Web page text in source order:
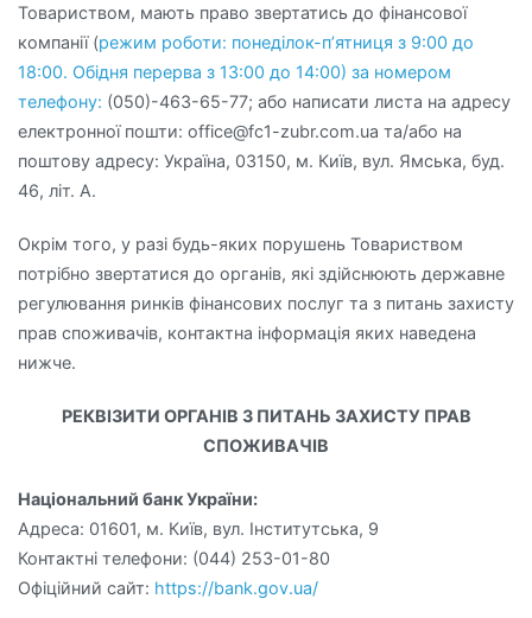
Товариством, мають право звертатись до фінансової
компанії (режим роботи: понеділок-п’ятниця з 9:00 до
18:00. Обідня перерва з 13:00 до 14:00) за номером
телефону: (050)-463-65-77; або написати листа на адресу
електронної пошти: office@fc1-zubr.com.ua та/або на
поштову адресу: Україна, 03150, м. Київ, вул. Ямська, буд.
46, літ. А.
Окрім того, у разі будь-яких порушень Товариством
потрібно звертатися до органів, які здійснюють державне
регулювання ринків фінансових послуг та з питань захисту
прав споживачів, контактна інформація яких наведена
нижче.
РЕКВІЗИТИ ОРГАНІВ З ПИТАНЬ ЗАХИСТУ ПРАВ
СПОЖИВАЧІВ
Національний банк України:
Адреса: 01601, м. Київ, вул. Інститутська, 9
Контактні телефони: (044) 253-01-80
Офіційний сайт: https://bank.gov.ua/